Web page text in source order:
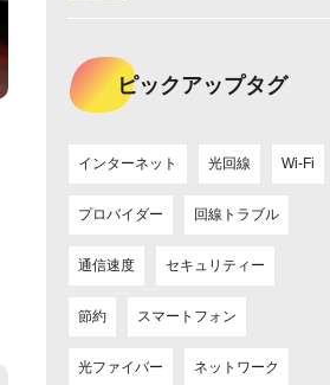
ピックアップタグ
インターネット 光回線 Wi-Fi
プロバイダー 回線トラブル
通信速度 セキュリティー
節約 スマートフォン
光ファイバー ネットワーク